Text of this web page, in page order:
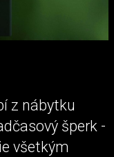
z nábytku
šperk -
všetkým